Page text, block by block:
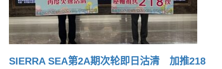
SIERRA SEA第2A期次轮即日沽清 加推218